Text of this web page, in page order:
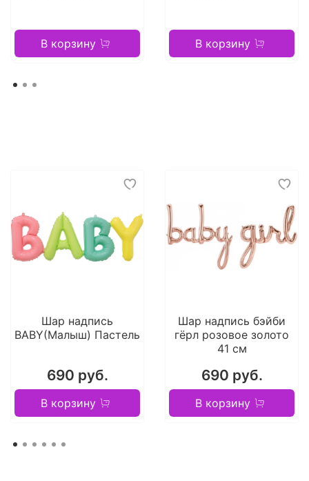
В корзину В корзину
Шар надпись
BABY(Малыш) Пастель
690 руб.
В корзину
Шар надпись бэйби
гёрл розовое золото
41 см
690 руб.
В корзину